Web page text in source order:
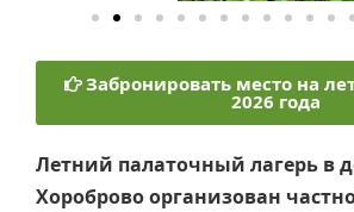
Забронировать место на
2026 года
Летний палаточный лагерь в
Хороброво организован